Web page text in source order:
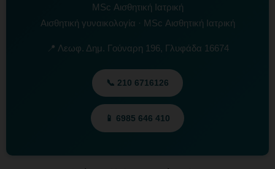
MSc Αισθητική Ιατρική
Αισθητική γυναικολογία · MSc Αισθητική Ιατρική
📍 Λεωφ. Δημ. Γούναρη 196, Γλυφάδα 16674
📞 210 6716126
📱 6985 646 410